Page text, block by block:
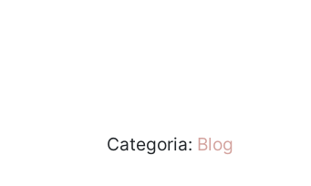
Categoria: Blog